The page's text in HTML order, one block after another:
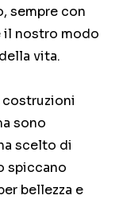
sempre con
il nostro modo
vita.
sono
scelto di
spiccano
bellezza e